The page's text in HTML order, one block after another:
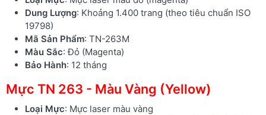
Dung Lượng: Khoảng 1.400 trang (theo tiêu chuẩn ISO
19798)
Mã Sản Phẩm: TN-263M
Màu Sắc: Đỏ (Magenta)
Bảo Hành: 12 tháng
Mực TN 263 - Màu Vàng (Yellow)
Loại Mực: Mực laser màu vàng